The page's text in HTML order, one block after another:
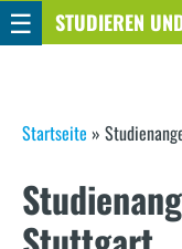
zum
STUDIEREN
STUTTGART
☰
S
i
e
Startseite »